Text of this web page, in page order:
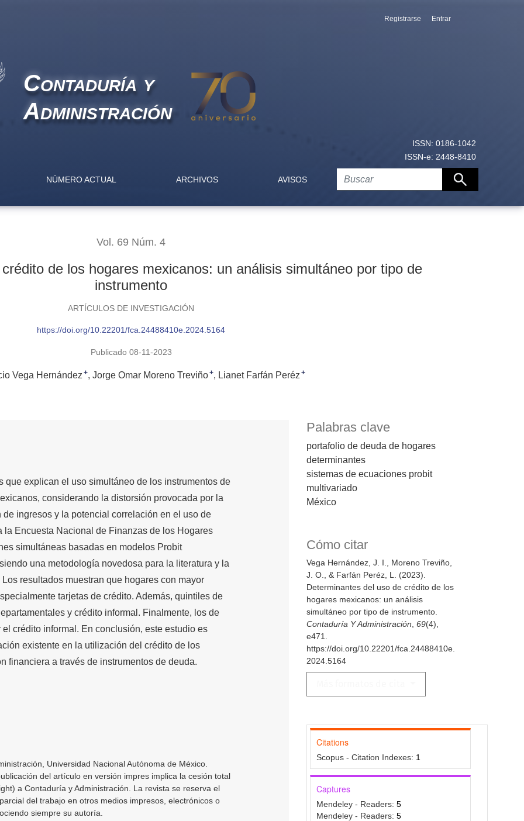
ISSN: 0186-1042
ISSN-e: 2448-8410
mexicanos: un análisis simultáneo por tipo de instrumento
Contaduría y
Administración
NÚMERO ACTUAL ARCHIVOS AVISOS
Registrarse Entrar
Vol. 69 Núm. 4
de los hogares mexicanos: un análisis simultáneo por tipo de
instrumento
ARTÍCULOS DE INVESTIGACIÓN
https://doi.org/10.22201/fca.24488410e.2024.5164
Publicado 08-11-2023
Vega Hernández + Jorge Omar Moreno Treviño+ Lianet Farfán Peréz +
Palabras clave
portafolio de deuda de hogares
determinantes
sistemas de ecuaciones probit
multivariado
México
Cómo citar
Vega Hernández, J. I., Moreno Treviño,
J. O., & Farfán Peréz, L. (2023).
Determinantes del uso de crédito de los
hogares mexicanos: un análisis
simultáneo por tipo de instrumento.
Contaduría Y Administración 69(4),
e471.
https://doi.org/10.22201/fca.24488410e.
2024.5164
Citations
Scopus - Citation Indexes: 1
Captures
Mendeley - Readers: 5
Mendeley - Readers: 5
que explican el uso simultáneo de los instrumentos de
considerando la distorsión provocada por la
ingresos y la potencial correlación en el uso de
la Encuesta Nacional de Finanzas de los Hogares
simultáneas basadas en modelos Probit
una metodología novedosa para la literatura y la
resultados muestran que hogares con mayor
tarjetas de crédito. Además, quintiles de
y crédito informal. Finalmente, los de
crédito informal. En conclusión, este estudio es
existente en la utilización del crédito de los
financiera a través de instrumentos de deuda.
Universidad Nacional Autónoma de México.
del artículo en versión impres implica la cesión total
a Contaduría y Administración. La revista se reserva el
del trabajo en otros medios impresos, electrónicos o
siempre su autoría.